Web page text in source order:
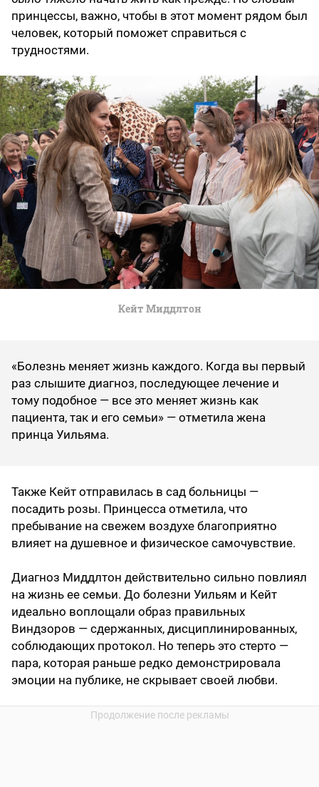
принцессы, важно, чтобы в этот момент рядом был
человек, который поможет справиться с
трудностями.
Кейт Миддлтон
«Болезнь меняет жизнь каждого. Когда вы первый
раз слышите диагноз, последующее лечение и
тому подобное — все это меняет жизнь как
пациента, так и его семьи» — отметила жена
принца Уильяма.
Также Кейт отправилась в сад больницы —
посадить розы. Принцесса отметила, что
пребывание на свежем воздухе благоприятно
влияет на душевное и физическое самочувствие.
Диагноз Миддлтон действительно сильно повлиял
на жизнь ее семьи. До болезни Уильям и Кейт
идеально воплощали образ правильных
Виндзоров — сдержанных, дисциплинированных,
соблюдающих протокол. Но теперь это стерто —
пара, которая раньше редко демонстрировала
эмоции на публике, не скрывает своей любви.